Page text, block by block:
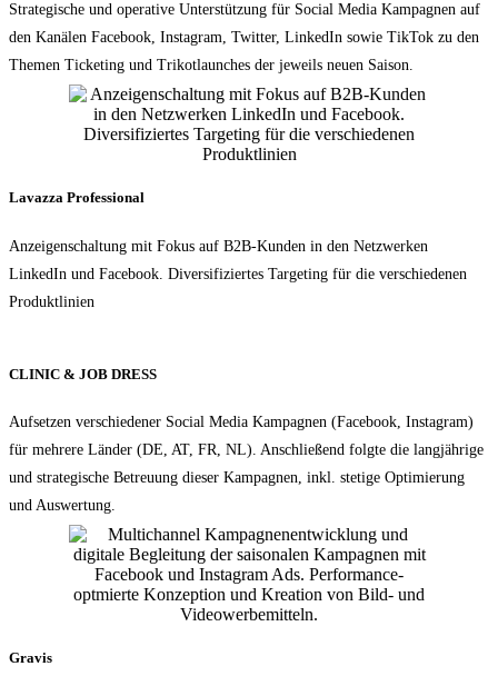
Strategische und operative Unterstützung für Social Media Kampagnen auf
den Kanälen Facebook, Instagram, Twitter, LinkedIn sowie TikTok zu den
Themen Ticketing und Trikotlaunches der jeweils neuen Saison.
Lavazza Professional
Anzeigenschaltung mit Fokus auf B2B-Kunden in den Netzwerken
LinkedIn und Facebook. Diversifiziertes Targeting für die verschiedenen
Produktlinien
CLINIC & JOB DRESS
Aufsetzen verschiedener Social Media Kampagnen (Facebook, Instagram)
für mehrere Länder (DE, AT, FR, NL). Anschließend folgte die langjährige
und strategische Betreuung dieser Kampagnen, inkl. stetige Optimierung
und Auswertung.
Gravis